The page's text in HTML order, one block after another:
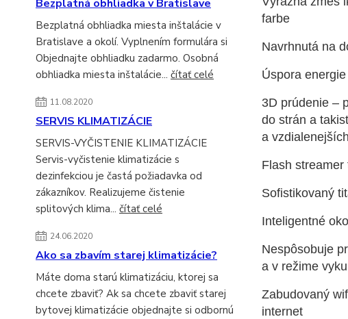
Bezplatná obhliadka v Bratislave
Bezplatná obhliadka miesta inštalácie v
Bratislave a okolí. Vyplnením formulára si
Objednajte obhliadku zadarmo. Osobná
obhliadka miesta inštalácie... čítať celé
11.08.2020
SERVIS KLIMATIZÁCIE
SERVIS-VYČISTENIE KLIMATIZÁCIE
Servis-vyčistenie klimatizácie s
dezinfekciou je častá požiadavka od
zákazníkov. Realizujeme čistenie
splitových klima... čítať celé
24.06.2020
Ako sa zbavím starej klimatizácie?
Máte doma starú klimatizáciu, ktorej sa
chcete zbaviť? Ak sa chcete zbaviť starej
bytovej klimatizácie objednajte si odbornú
farbe
Navrhnutá na
Úspora
3D prúdenie –
do strán a
a
Flash
Sofistikovaný
Inteligentné
Nespôsobuje
a v režime
Zabudovaný
internet